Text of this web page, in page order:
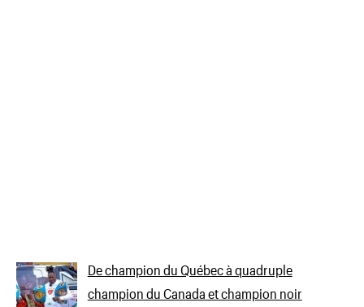
De champion du Québec à quadruple
champion du Canada et champion noir